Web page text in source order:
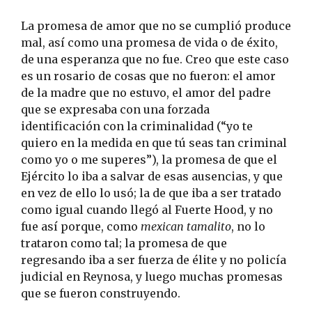
La promesa de amor que no se cumplió produce
mal, así como una promesa de vida o de éxito,
de una esperanza que no fue. Creo que este caso
es un rosario de cosas que no fueron: el amor
de la madre que no estuvo, el amor del padre
que se expresaba con una forzada
identificación con la criminalidad (“yo te
quiero en la medida en que tú seas tan criminal
como yo o me superes”), la promesa de que el
Ejército lo iba a salvar de esas ausencias, y que
en vez de ello lo usó; la de que iba a ser tratado
como igual cuando llegó al Fuerte Hood, y no
fue así porque, como mexican tamalito, no lo
trataron como tal; la promesa de que
regresando iba a ser fuerza de élite y no policía
judicial en Reynosa, y luego muchas promesas
que se fueron construyendo.